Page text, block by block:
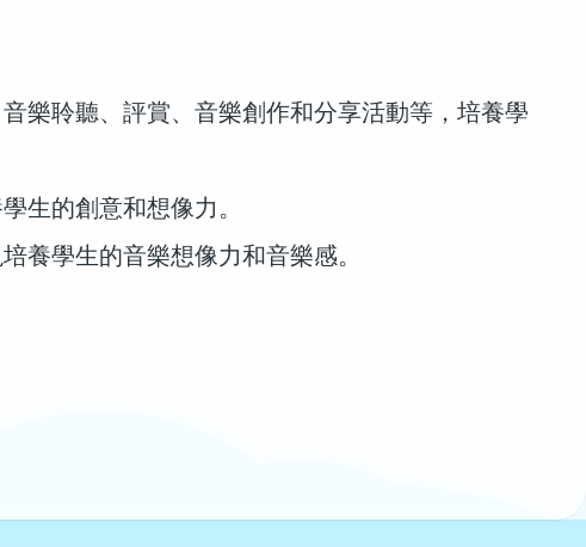
樂聆聽、評賞、音樂創作和分享活動等，培養學
生的創意和想像力。
養學生的音樂想像力和音樂感。